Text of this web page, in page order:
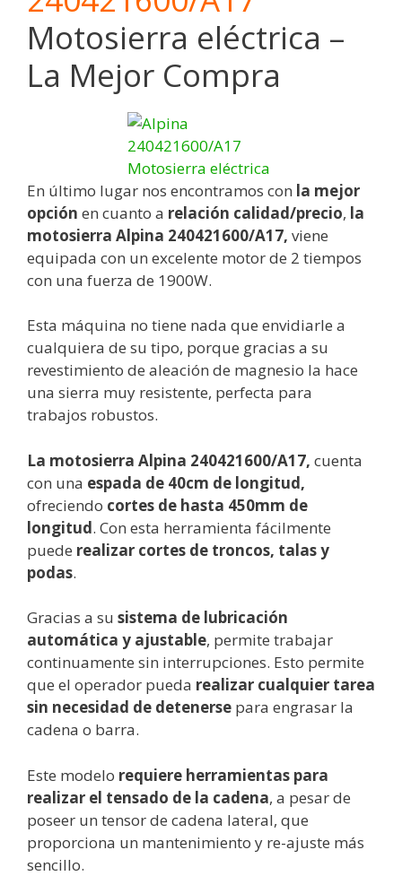
Motosierra eléctrica –
La Mejor Compra
En último lugar nos encontramos con la mejor
opción en cuanto a relación calidad/precio, la
motosierra Alpina 240421600/A17, viene
equipada con un excelente motor de 2 tiempos
con una fuerza de 1900W.
Esta máquina no tiene nada que envidiarle a
cualquiera de su tipo, porque gracias a su
revestimiento de aleación de magnesio la hace
una sierra muy resistente, perfecta para
trabajos robustos.
La motosierra Alpina 240421600/A17, cuenta
con una espada de 40cm de longitud,
ofreciendo cortes de hasta 450mm de
longitud. Con esta herramienta fácilmente
puede realizar cortes de troncos, talas y
podas.
Gracias a su sistema de lubricación
automática y ajustable, permite trabajar
continuamente sin interrupciones. Esto permite
que el operador pueda realizar cualquier tarea
sin necesidad de detenerse para engrasar la
cadena o barra.
Este modelo requiere herramientas para
realizar el tensado de la cadena, a pesar de
poseer un tensor de cadena lateral, que
proporciona un mantenimiento y re-ajuste más
sencillo.